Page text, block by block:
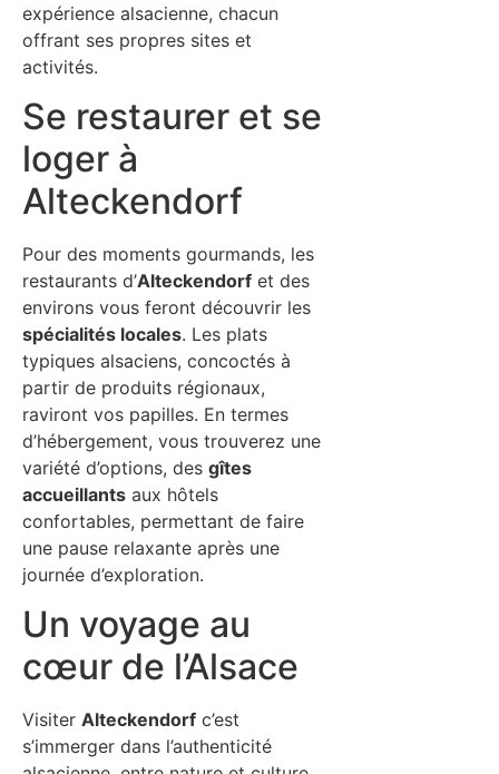
expérience alsacienne, chacun
offrant ses propres sites et
activités.
Se restaurer et se
loger à
Alteckendorf
Pour des moments gourmands, les
restaurants d’Alteckendorf et des
environs vous feront découvrir les
spécialités locales. Les plats
typiques alsaciens, concoctés à
partir de produits régionaux,
raviront vos papilles. En termes
d’hébergement, vous trouverez une
variété d’options, des gîtes
accueillants aux hôtels
confortables, permettant de faire
une pause relaxante après une
journée d’exploration.
Un voyage au
cœur de l’Alsace
Visiter Alteckendorf c’est
s’immerger dans l’authenticité